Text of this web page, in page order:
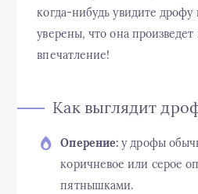
когда-нибудь увидите дрофу
уверены, что она произведет
впечатление!
Как выглядит
Оперение: у дрофы
коричневое или серое
пятнышками.